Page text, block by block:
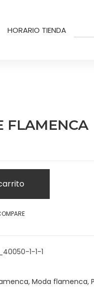
HORARIO TIENDA
FLAMENCA
1-1-1
, Moda flamenca,